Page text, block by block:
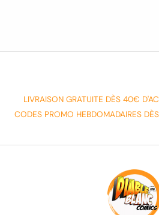
LIVRAISON GRATUITE DÈS 40€
CODES PROMO HEBDOMADAIRES